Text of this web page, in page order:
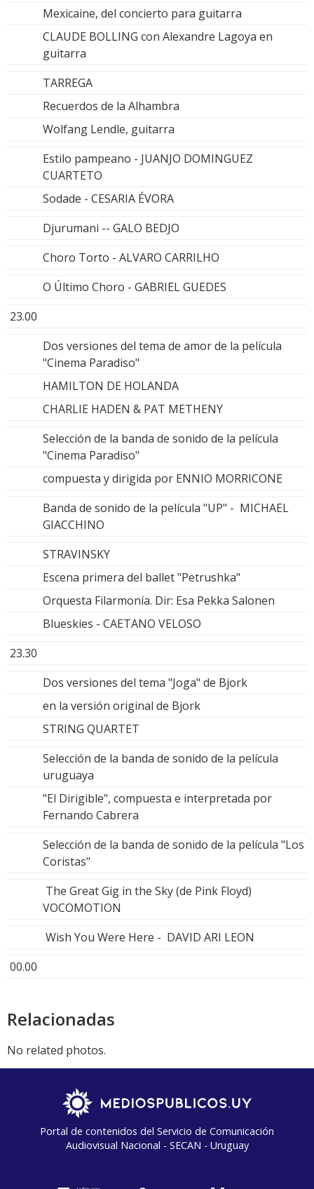
Mexicaine, del concierto para guitarra
CLAUDE BOLLING con Alexandre Lagoya en
guitarra
TARREGA
Recuerdos de la Alhambra
Wolfang Lendle, guitarra
Estilo pampeano - JUANJO DOMINGUEZ
CUARTETO
Sodade - CESARIA ÉVORA
Djurumani -- GALO BEDJO
Choro Torto - ALVARO CARRILHO
O Último Choro - GABRIEL GUEDES
23.00
Dos versiones del tema de amor de la película
"Cinema Paradiso"
HAMILTON DE HOLANDA
CHARLIE HADEN & PAT METHENY
Selección de la banda de sonido de la película
"Cinema Paradiso"
compuesta y dirigida por ENNIO MORRICONE
Banda de sonido de la película "UP" - MICHAEL
GIACCHINO
STRAVINSKY
Escena primera del ballet "Petrushka"
Orquesta Filarmonía. Dir: Esa Pekka Salonen
Blueskies - CAETANO VELOSO
23.30
Dos versiones del tema "Joga" de Bjork
en la versión original de Bjork
STRING QUARTET
Selección de la banda de sonido de la película
uruguaya
"El Dirigible", compuesta e interpretada por
Fernando Cabrera
Selección de la banda de sonido de la película "Los
Coristas"
The Great Gig in the Sky (de Pink Floyd)
VOCOMOTION
Wish You Were Here - DAVID ARI LEON
00.00
Relacionadas
No related photos.
Portal de contenidos del Servicio de Comunicación
Audiovisual Nacional - SECAN - Uruguay